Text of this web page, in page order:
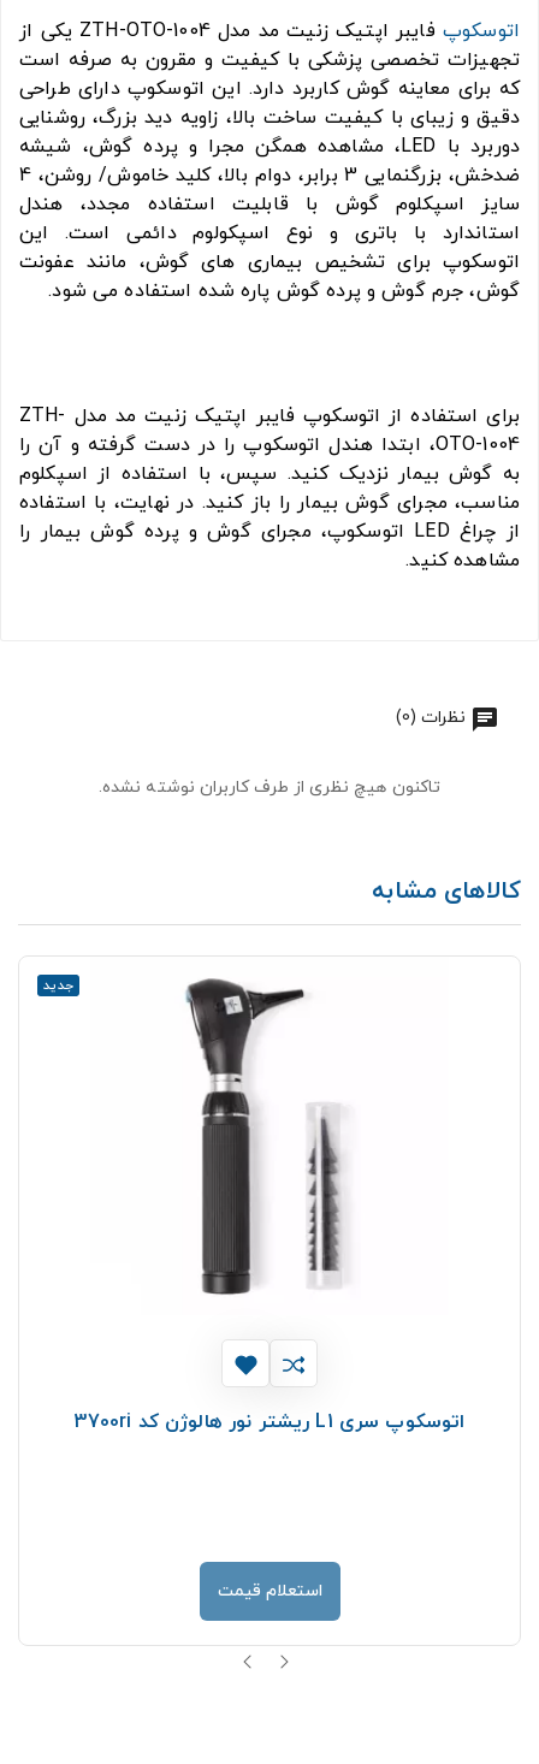
اتوسکوپ
فایبر اپتیک زنیت مد مدل ZTH-OTO-1004 یکی از
تجهیزات تخصصی پزشکی با کیفیت و مقرون به صرفه است
که برای معاینه گوش کاربرد دارد. این اتوسکوپ دارای طراحی
دقیق و زیبای با کیفیت ساخت بالا، زاویه دید بزرگ، روشنایی
دوربرد با LED، مشاهده همگن مجرا و پرده گوش، شیشه
ضدخش، بزرگنمایی 3 برابر، دوام بالا، کلید خاموش/ روشن، 4
سایز اسپکلوم گوش با قابلیت استفاده مجدد، هندل
استاندارد با باتری و نوع اسپکولوم دائمی است. این
اتوسکوپ برای تشخیص بیماری های گوش، مانند عفونت
گوش، جرم گوش و پرده گوش پاره شده استفاده می شود.
برای استفاده از اتوسکوپ فایبر اپتیک زنیت مد مدل ZTH-
OTO-1004، ابتدا هندل اتوسکوپ را در دست گرفته و آن را
به گوش بیمار نزدیک کنید. سپس، با استفاده از اسپکلوم
مناسب، مجرای گوش بیمار را باز کنید. در نهایت، با استفاده
از چراغ LED اتوسکوپ، مجرای گوش و پرده گوش بیمار را
مشاهده کنید.
نظرات (0)
تاکنون هیچ نظری از طرف کاربران نوشته نشده.
کالاهای مشابه
جدید
اتوسکوپ سری L1 ریشتر نور هالوژن کد 3700ri
استعلام قیمت